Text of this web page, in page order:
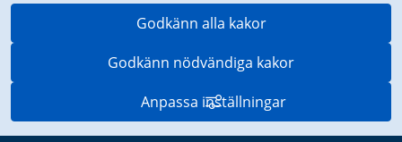
Godkänn alla kakor
Godkänn nödvändiga kakor
Anpassa inställningar